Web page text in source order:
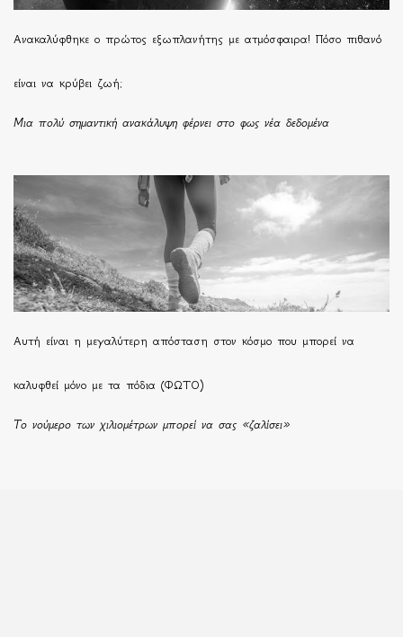
Ανακαλύφθηκε ο πρώτος εξωπλανήτης με ατμόσφαιρα! Πόσο πιθανό
είναι να κρύβει ζωή;
Μια πολύ σημαντική ανακάλυψη φέρνει στο φως νέα δεδομένα
Αυτή είναι η μεγαλύτερη απόσταση στον κόσμο που μπορεί να
καλυφθεί μόνο με τα πόδια (ΦΩΤΟ)
Το νούμερο των χιλιομέτρων μπορεί να σας «ζαλίσει»